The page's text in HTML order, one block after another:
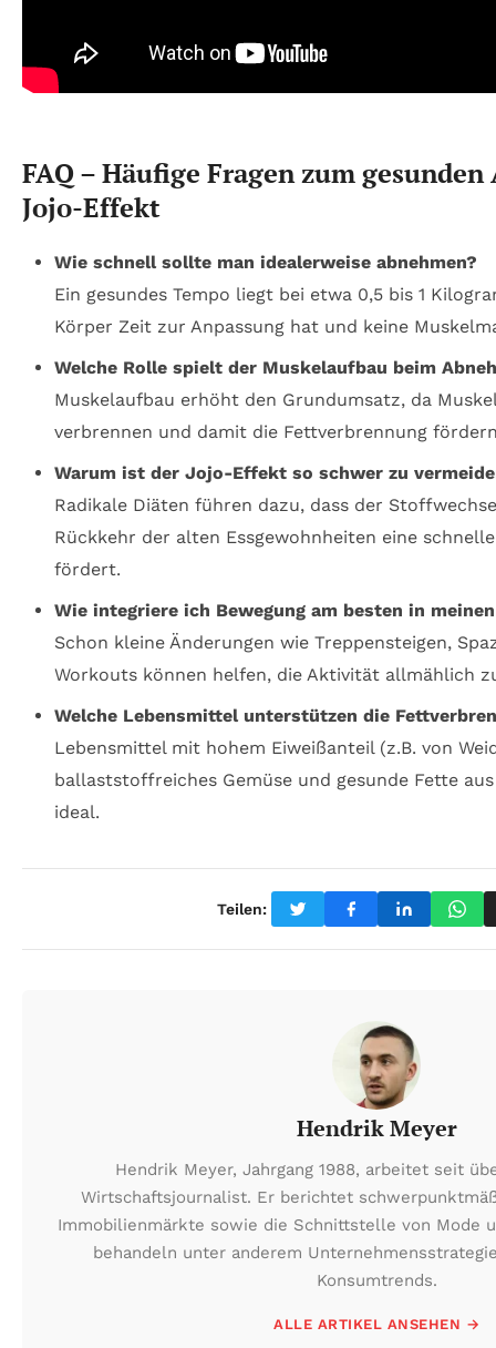
FAQ – Häufige Fragen zum
Jojo-Effekt
Wie schnell sollte man idealerweise abnehmen?
Ein gesundes Tempo liegt bei etwa 0,5 bis 1
Körper Zeit zur Anpassung hat und keine
Welche Rolle spielt der Muskelaufbau beim
Muskelaufbau erhöht den Grundumsatz, da
verbrennen und damit die Fettverbrennung
Warum ist der Jojo-Effekt so schwer zu
Radikale Diäten führen dazu, dass der
Rückkehr der alten Essgewohnheiten eine
fördert.
Wie integriere ich Bewegung am besten in
Schon kleine Änderungen wie Treppensteigen,
Workouts können helfen, die Aktivität allmählich
Welche Lebensmittel unterstützen die
Lebensmittel mit hohem Eiweißanteil (z.B. von
ballaststoffreiches Gemüse und gesunde Fette
ideal.
Teilen:
Hendrik Meyer
Hendrik Meyer, Jahrgang 1988, arbeitet seit
Wirtschaftsjournalist. Er berichtet
Immobilienmärkte sowie die Schnittstelle von Mode
behandeln unter anderem
Konsumtrends.
ALLE ARTIKEL ANSEHEN →